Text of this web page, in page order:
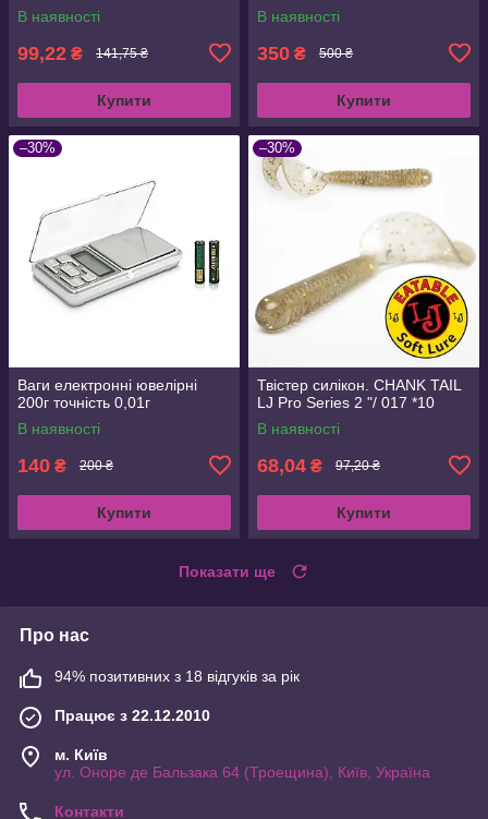
В наявності
99,22 ₴ 141,75 ₴
Купити
В наявності
350 ₴ 500 ₴
Купити
–30%
Ваги електронні ювелірні
200г точність 0,01г
В наявності
140 ₴ 200 ₴
Купити
–30%
Твістер силікон. CHANK TAIL
LJ Pro Series 2 "/ 017 *10
В наявності
68,04 ₴ 97,20 ₴
Купити
Показати ще
Про нас
94% позитивних з 18 відгуків за рік
Працює з 22.12.2010
м. Київ
ул. Оноре де Бальзака 64 (Троещина), Київ, Україна
Контакти